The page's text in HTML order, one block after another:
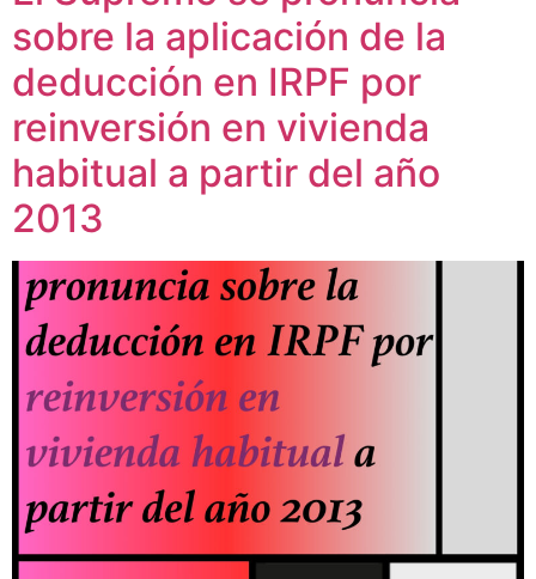
sobre la aplicación de la
deducción en IRPF por
reinversión en vivienda
habitual a partir del año
2013